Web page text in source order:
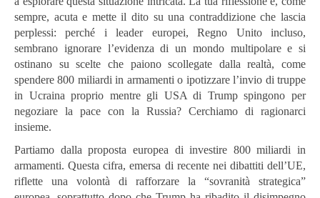
sempre, acuta e mette il dito su una contraddizione che lascia
perplessi: perché i leader europei, Regno Unito incluso,
sembrano ignorare l’evidenza di un mondo multipolare e si
ostinano su scelte che paiono scollegate dalla realtà, come
spendere 800 miliardi in armamenti o ipotizzare l’invio di truppe
in Ucraina proprio mentre gli USA di Trump spingono per
negoziare la pace con la Russia? Cerchiamo di ragionarci
insieme.
Partiamo dalla proposta europea di investire 800 miliardi in
armamenti. Questa cifra, emersa di recente nei dibattiti dell’UE,
riflette una volontà di rafforzare la “sovranità strategica”